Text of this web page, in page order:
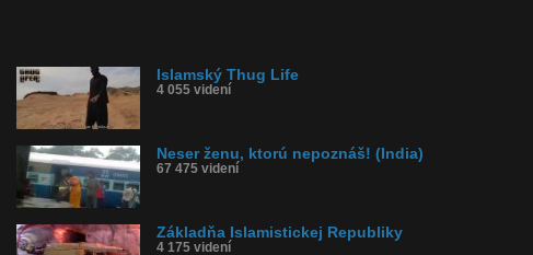
Islamský Thug Life
4 055 videní
Neser ženu, ktorú nepoznáš! (India)
67 475 videní
Základňa Islamistickej Republiky
4 175 videní